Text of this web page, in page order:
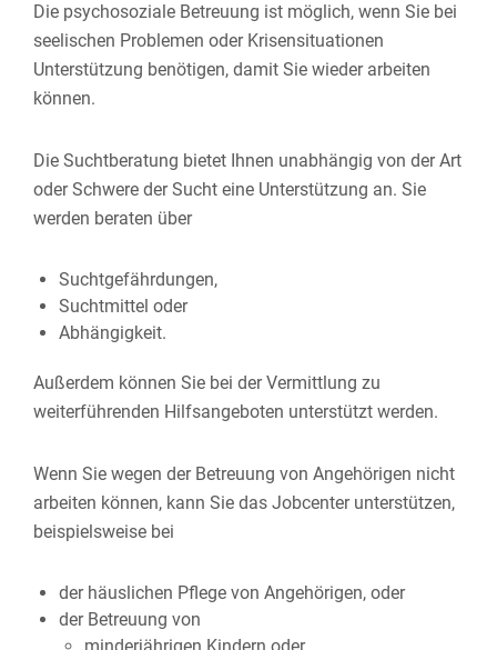
Die psychosoziale Betreuung ist möglich, wenn Sie bei
seelischen Problemen oder Krisensituationen
Unterstützung benötigen, damit Sie wieder arbeiten
können.
Die Suchtberatung bietet Ihnen unabhängig von der Art
oder Schwere der Sucht eine Unterstützung an. Sie
werden beraten über
Suchtgefährdungen,
Suchtmittel oder
Abhängigkeit.
Außerdem können Sie bei der Vermittlung zu
weiterführenden Hilfsangeboten unterstützt werden.
Wenn Sie wegen der Betreuung von Angehörigen nicht
arbeiten können, kann Sie das Jobcenter unterstützen,
beispielsweise bei
der häuslichen Pflege von Angehörigen, oder
der Betreuung von